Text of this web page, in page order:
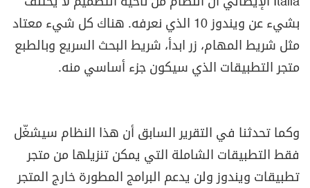
بشيء عن ويندوز 10 الذي نعرفه. هناك كل شيء معتاد
مثل شريط المهام، زر ابدأ، شريط البحث السريع وبالطبع
متجر التطبيقات الذي سيكون جزء أساسي منه.
وكما تحدثنا في التقرير السابق أن هذا النظام سيشغّل
فقط التطبيقات الشاملة التي يمكن تنزيلها من متجر
تطبيقات ويندوز ولن يدعم البرامج المطورة خارج المتجر